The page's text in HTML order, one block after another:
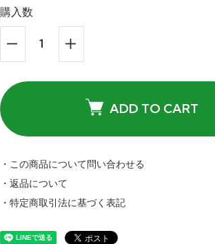
購入数
ADD TO CART
・この商品について問い合わせる
・返品について
・特定商取引法に基づく表記